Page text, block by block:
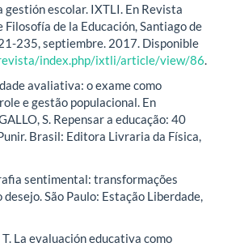
gestión escolar. IXTLI. En Revista
de la Educación, Santiago de
235, septiembre. 2017. Disponible
index.php/ixtli/article/view/86
avaliativa: o exame como
e gestão populacional. En
S. Repensar a educação: 40
Brasil: Editora Livraria da Física,
sentimental: transformações
São Paulo: Estação Liberdade,
La evaluación educativa como